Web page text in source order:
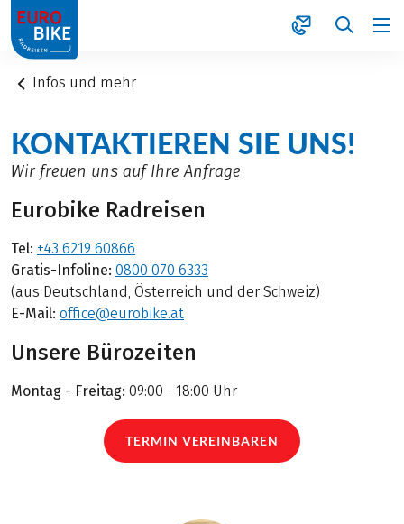
1
Infos und mehr
KONTAKTIEREN SIE UNS!
Wir freuen uns auf Ihre Anfrage
Eurobike Radreisen
Tel: +43 6219 60866
Gratis-Infoline: 0800 070 6333
(aus Deutschland, Österreich und der Schweiz)
E-Mail: office@eurobike.at
Unsere Bürozeiten
Montag - Freitag: 09:00 - 18:00 Uhr
TERMIN VEREINBAREN